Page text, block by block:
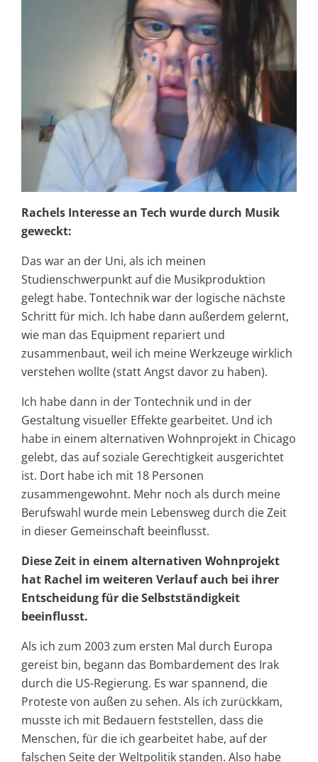
Rachels Interesse an Tech wurde durch Musik
geweckt:
Das war an der Uni, als ich meinen
Studienschwerpunkt auf die Musikproduktion
gelegt habe. Tontechnik war der logische nächste
Schritt für mich. Ich habe dann außerdem gelernt,
wie man das Equipment repariert und
zusammenbaut, weil ich meine Werkzeuge wirklich
verstehen wollte (statt Angst davor zu haben).
Ich habe dann in der Tontechnik und in der
Gestaltung visueller Effekte gearbeitet. Und ich
habe in einem alternativen Wohnprojekt in Chicago
gelebt, das auf soziale Gerechtigkeit ausgerichtet
ist. Dort habe ich mit 18 Personen
zusammengewohnt. Mehr noch als durch meine
Berufswahl wurde mein Lebensweg durch die Zeit
in dieser Gemeinschaft beeinflusst.
Diese Zeit in einem alternativen Wohnprojekt
hat Rachel im weiteren Verlauf auch bei ihrer
Entscheidung für die Selbstständigkeit
beeinflusst.
Als ich zum 2003 zum ersten Mal durch Europa
gereist bin, begann das Bombardement des Irak
durch die US-Regierung. Es war spannend, die
Proteste von außen zu sehen. Als ich zurückkam,
musste ich mit Bedauern feststellen, dass die
Menschen, für die ich gearbeitet habe, auf der
falschen Seite der Weltpolitik standen. Also habe